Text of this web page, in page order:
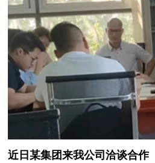
近日某集团来我公司洽谈合作